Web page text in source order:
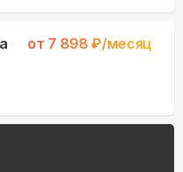
от 7 898 ₽/месяц